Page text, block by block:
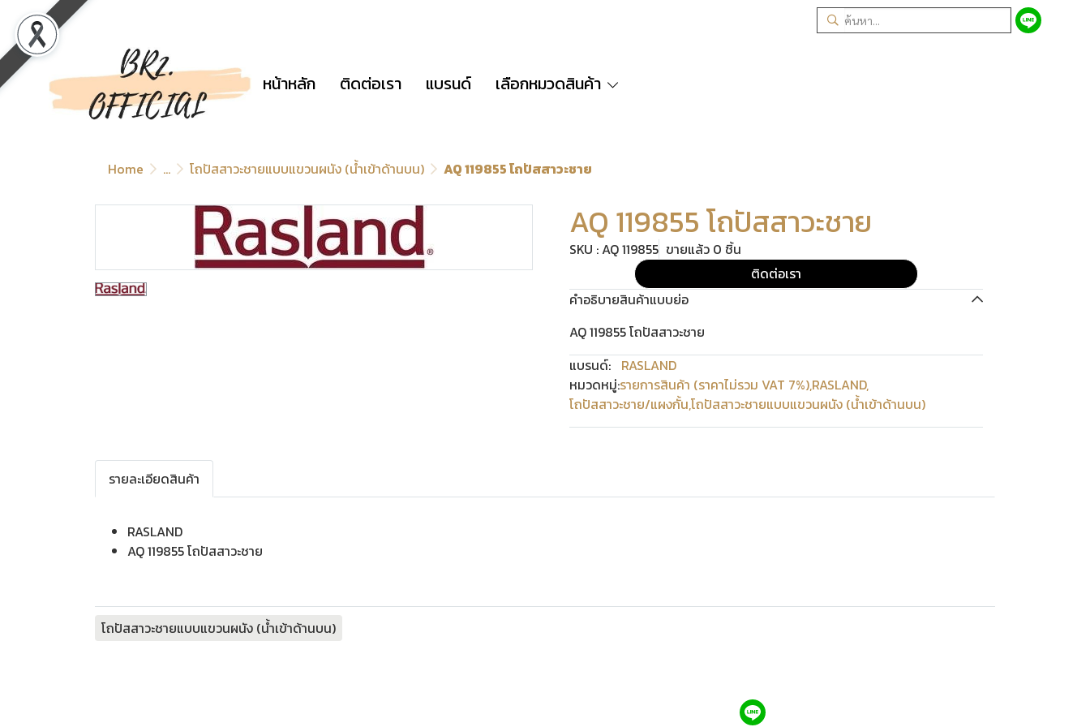
หน้าหลัก ติดต่อเรา แบรนด์ เลือกหมวดสินค้า
Home ... โถปัสสาวะชายแบบแขวนผนัง (น้ำเข้าด้านบน) AQ 119855 โถปัสสาวะชาย
AQ 119855 โถปัสสาวะชาย
SKU : AQ 119855 ขายแล้ว 0 ชิ้น
ติดต่อเรา
คำอธิบายสินค้าแบบย่อ
AQ 119855 โถปัสสาวะชาย
แบรนด์: RASLAND
หมวดหมู่:รายการสินค้า (ราคาไม่รวม VAT 7%),RASLAND,
โถปัสสาวะชาย/แผงกั้น,โถปัสสาวะชายแบบแขวนผนัง (น้ำเข้าด้านบน)
รายละเอียดสินค้า
RASLAND
AQ 119855 โถปัสสาวะชาย
โถปัสสาวะชายแบบแขวนผนัง (น้ำเข้าด้านบน)